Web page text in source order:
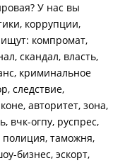
У нас вы
коррупции,
компромат,
скандал, власть,
криминальное
следствие,
авторитет, зона,
вчк-огпу, руспрес,
полиция, таможня,
бизнес, эскорт,